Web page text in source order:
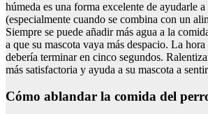
húmeda es una forma excelente de ayudarle
(especialmente cuando se combina con un
Siempre se puede añadir más agua a la
a que su mascota vaya más despacio. La
debería terminar en cinco segundos.
más satisfactoria y ayuda a su mascota a
Cómo ablandar la comida del